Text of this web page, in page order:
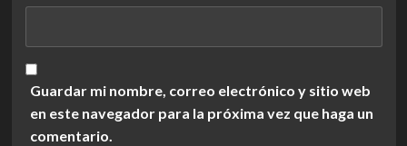
Guardar mi nombre, correo electrónico y sitio web
en este navegador para la próxima vez que haga un
comentario.